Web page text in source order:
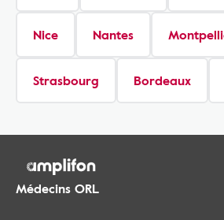
Nice Nantes
Strasbourg Bordeaux
Médecins ORL